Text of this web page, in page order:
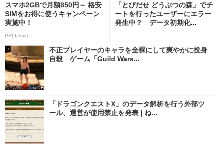
スマホ2GBで月額850円～ 格安
SIMをお得に使うキャンペーン
実施中！
PR(IIJmio)
「とびだせ どうぶつの森」でチ
ートを行ったユーザーにエラー
発生中？ データ初期化...
不正プレイヤーのキャラを全裸にして爽やかに投身
自殺 ゲーム「Guild Wars...
「ドラゴンクエストX」のデータ解析を行う外部ツ
ール、運営が使用禁止を発表 | ね...